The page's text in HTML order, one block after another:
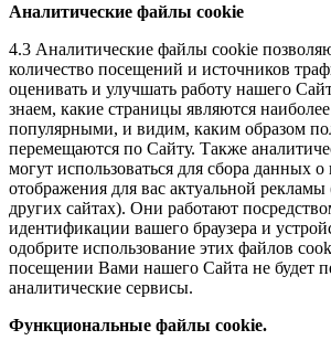
Аналитические файлы cookie
4.3 Аналитические файлы cookie
количество посещений и источников
оценивать и улучшать работу нашего
знаем, какие страницы являются
популярными, и видим, каким образом
перемещаются по Сайту. Также
могут использоваться для сбора данных
отображения для вас актуальной рекламы
других сайтах). Они работают
идентификации вашего браузера и
одобрите использование этих файлов
посещении Вами нашего Сайта не будет
аналитические сервисы.
Функциональные файлы cookie.